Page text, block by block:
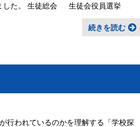
ました。 生徒総会 生徒会役員選挙
続きを読む
行われているのかを理解する「学校探